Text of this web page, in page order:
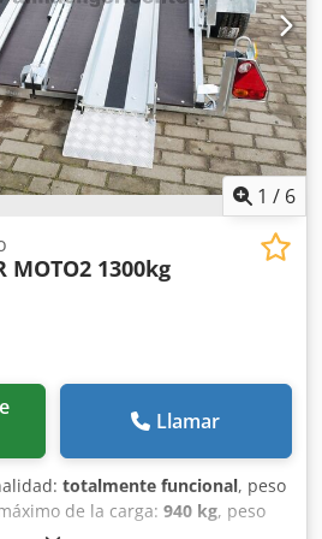
1 / 6
MOTO2 1300kg
Llamar
totalmente funcional, peso
de la carga: 940 kg, peso